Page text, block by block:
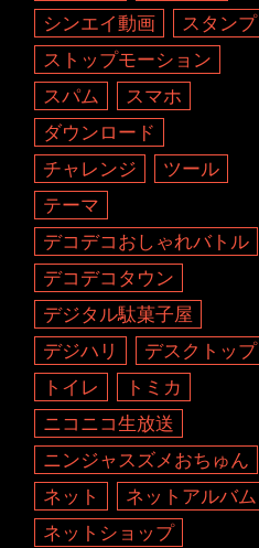
シンエイ動画
スタンプ
ストップモーション
スパム
スマホ
ダウンロード
チャレンジ
ツール
テーマ
デコデコおしゃれバトル
デコデコタウン
デジタル駄菓子屋
デジハリ
デスクトップ
トイレ
トミカ
ニコニコ生放送
ニンジャスズメおちゅん
ネット
ネットアルバム
ネットショップ